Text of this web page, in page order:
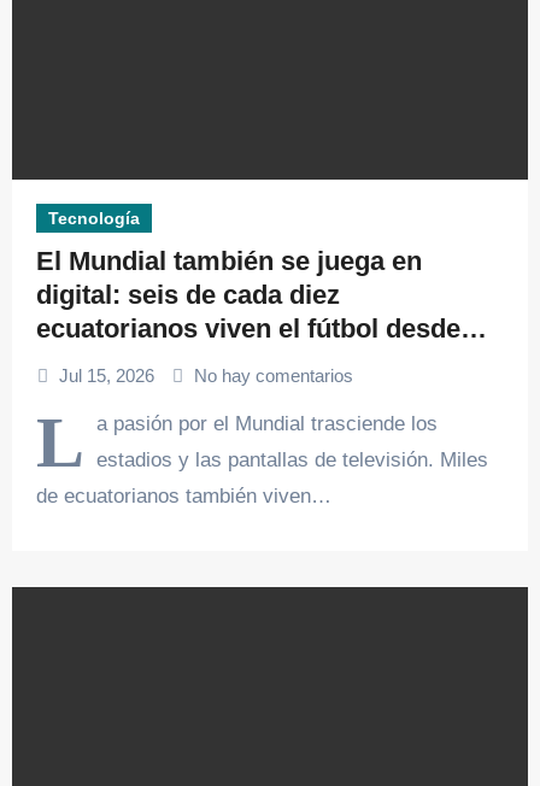
Tecnología
El Mundial también se juega en
digital: seis de cada diez
ecuatorianos viven el fútbol desde
los videojuegos
Jul 15, 2026 No hay comentarios
L
a pasión por el Mundial trasciende los
estadios y las pantallas de televisión. Miles
de ecuatorianos también viven…